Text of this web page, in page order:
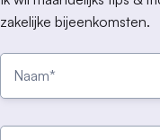
zakelijke bijeenkomsten.